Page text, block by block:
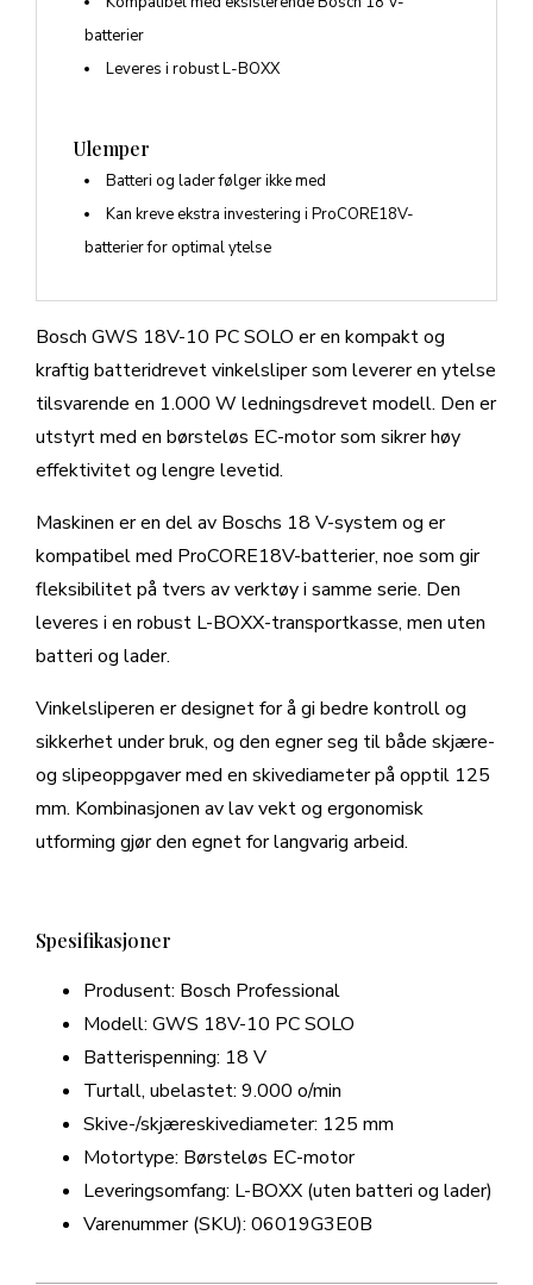
Bosch GWS 18V-10 PC SOLO er en kompakt og
kraftig batteridrevet vinkelsliper som leverer en ytelse
tilsvarende en 1.000 W ledningsdrevet modell. Den er
utstyrt med en børsteløs EC-motor som sikrer høy
effektivitet og lengre levetid.
Maskinen er en del av Boschs 18 V-system og er
kompatibel med ProCORE18V-batterier, noe som gir
fleksibilitet på tvers av verktøy i samme serie. Den
leveres i en robust L-BOXX-transportkasse, men uten
batteri og lader.
Vinkelsliperen er designet for å gi bedre kontroll og
sikkerhet under bruk, og den egner seg til både skjære-
og slipeoppgaver med en skivediameter på opptil 125
mm. Kombinasjonen av lav vekt og ergonomisk
utforming gjør den egnet for langvarig arbeid.
batterier
Leveres i robust L-BOXX
Ulemper
Batteri og lader følger ikke med
Kan kreve ekstra investering i ProCORE18V-
batterier for optimal ytelse
Spesifikasjoner
Produsent: Bosch Professional
Modell: GWS 18V-10 PC SOLO
Batterispenning: 18 V
Turtall, ubelastet: 9.000 o/min
Skive-/skjæreskivediameter: 125 mm
Motortype: Børsteløs EC-motor
Leveringsomfang: L-BOXX (uten batteri og lader)
Varenummer (SKU): 06019G3E0B